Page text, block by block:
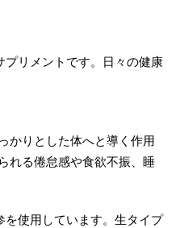
プリメントです。日々の健康
かりとした体へと導く作用
れる倦怠感や食欲不振、睡
を使用しています。生タイプ